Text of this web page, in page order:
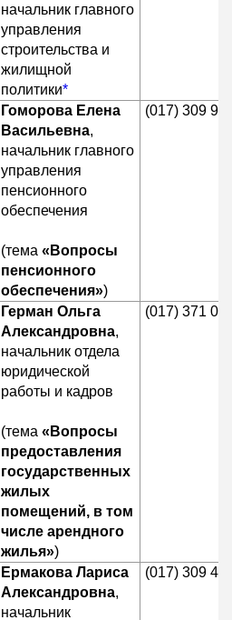
начальник главного
управления
строительства и
жилищной
политики*
Гоморова Елена
Васильевна,
начальник главного
управления
пенсионного
обеспечения
(тема«Вопросы
пенсионного
обеспечения»)
(017) 309 93
Герман Ольга
Александровна,
начальник отдела
юридической
работы и кадров
(тема«Вопросы
предоставления
государственных
жилых
помещений, в том
числе арендного
жилья»)
(017) 371 07
Ермакова Лариса
Александровна,
начальник
(017) 309 40